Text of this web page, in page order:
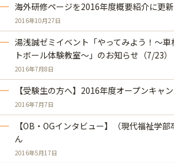
海外研修ページを2016年度概要紹介に更
2016年10月27日
湯浅誠ゼミイベント「やってみよう！～
トボール体験教室～」のお知らせ（7/23）
2016年7月8日
【受験生の方へ】2016年度オープンキャ
2016年7月7日
【OB・OGインタビュー】（現代福祉学
ん
2016年5月17日